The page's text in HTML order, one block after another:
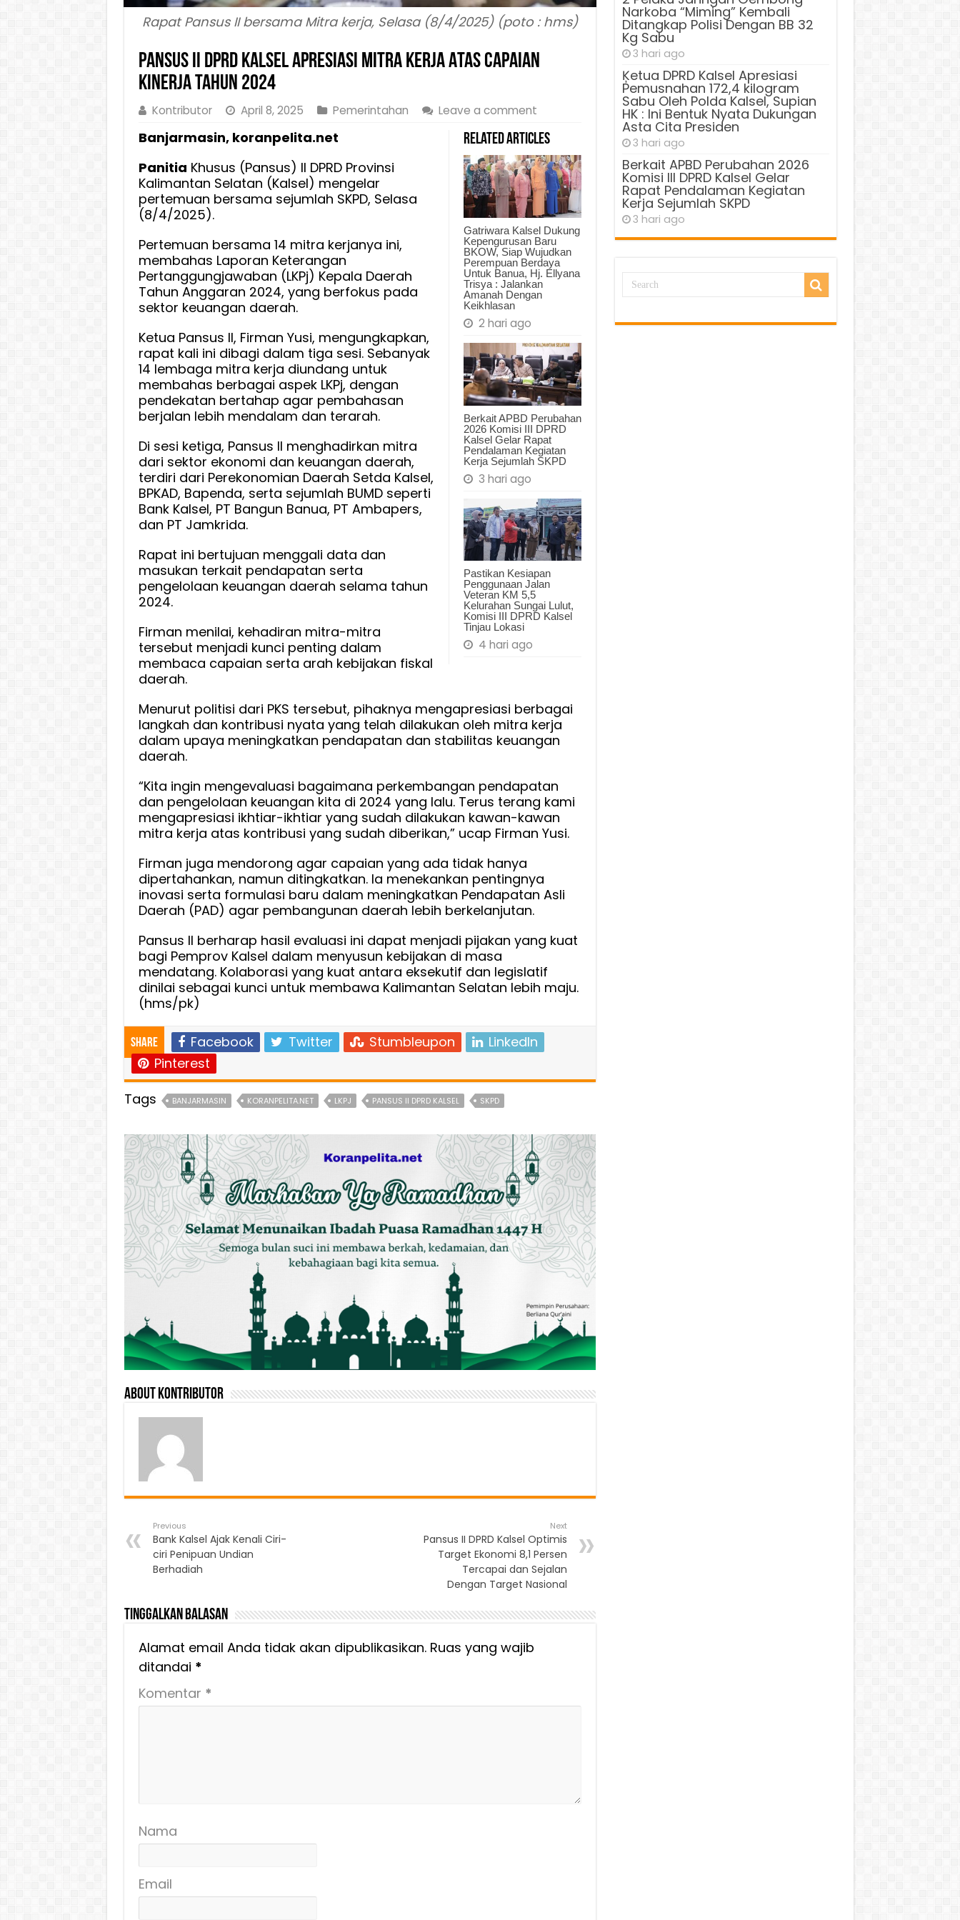
Rapat Pansus II bersama Mitra kerja, Selasa (8/4/2025) (poto : hms)
Pansus II DPRD Kalsel Apresiasi Mitra Kerja Atas Capaian
Kinerja Tahun 2024
Kontributor April 8, 2025 Pemerintahan Leave a comment
Related Articles
Gatriwara Kalsel Dukung
Kepengurusan Baru
BKOW, Siap Wujudkan
Perempuan Berdaya
Untuk Banua, Hj. Ellyana
Trisya : Jalankan
Amanah Dengan
Keikhlasan
2 hari ago
Berkait APBD Perubahan
2026 Komisi III DPRD
Kalsel Gelar Rapat
Pendalaman Kegiatan
Kerja Sejumlah SKPD
3 hari ago
Pastikan Kesiapan
Penggunaan Jalan
Veteran KM 5,5
Kelurahan Sungai Lulut,
Komisi III DPRD Kalsel
Tinjau Lokasi
4 hari ago
Banjarmasin, koranpelita.net
Panitia Khusus (Pansus) II DPRD Provinsi
Kalimantan Selatan (Kalsel) mengelar
pertemuan bersama sejumlah SKPD, Selasa
(8/4/2025).
Pertemuan bersama 14 mitra kerjanya ini,
membahas Laporan Keterangan
Pertanggungjawaban (LKPj) Kepala Daerah
Tahun Anggaran 2024, yang berfokus pada
sektor keuangan daerah.
Ketua Pansus II, Firman Yusi, mengungkapkan,
rapat kali ini dibagi dalam tiga sesi. Sebanyak
14 lembaga mitra kerja diundang untuk
membahas berbagai aspek LKPj, dengan
pendekatan bertahap agar pembahasan
berjalan lebih mendalam dan terarah.
Di sesi ketiga, Pansus II menghadirkan mitra
dari sektor ekonomi dan keuangan daerah,
terdiri dari Perekonomian Daerah Setda Kalsel,
BPKAD, Bapenda, serta sejumlah BUMD seperti
Bank Kalsel, PT Bangun Banua, PT Ambapers,
dan PT Jamkrida.
Rapat ini bertujuan menggali data dan
masukan terkait pendapatan serta
pengelolaan keuangan daerah selama tahun
2024.
Firman menilai, kehadiran mitra-mitra
tersebut menjadi kunci penting dalam
membaca capaian serta arah kebijakan fiskal
daerah.
Menurut politisi dari PKS tersebut, pihaknya mengapresiasi berbagai
langkah dan kontribusi nyata yang telah dilakukan oleh mitra kerja
dalam upaya meningkatkan pendapatan dan stabilitas keuangan
daerah.
“Kita ingin mengevaluasi bagaimana perkembangan pendapatan
dan pengelolaan keuangan kita di 2024 yang lalu. Terus terang kami
mengapresiasi ikhtiar-ikhtiar yang sudah dilakukan kawan-kawan
mitra kerja atas kontribusi yang sudah diberikan,” ucap Firman Yusi.
Firman juga mendorong agar capaian yang ada tidak hanya
dipertahankan, namun ditingkatkan. Ia menekankan pentingnya
inovasi serta formulasi baru dalam meningkatkan Pendapatan Asli
Daerah (PAD) agar pembangunan daerah lebih berkelanjutan.
Pansus II berharap hasil evaluasi ini dapat menjadi pijakan yang kuat
bagi Pemprov Kalsel dalam menyusun kebijakan di masa
mendatang. Kolaborasi yang kuat antara eksekutif dan legislatif
dinilai sebagai kunci untuk membawa Kalimantan Selatan lebih maju.
(hms/pk)
Share Facebook Twitter Stumbleupon
LinkedIn
Pinterest
Tags
BANJARMASIN KORANPELITA.NET LKPJ PANSUS II DPRD KALSEL SKPD
About Kontributor
Previous
Bank Kalsel Ajak Kenali Ciri-
ciri Penipuan Undian
Berhadiah
Next
Pansus II DPRD Kalsel Optimis
Target Ekonomi 8,1 Persen
Tercapai dan Sejalan
Dengan Target Nasional
Tinggalkan Balasan
Alamat email Anda tidak akan dipublikasikan. Ruas yang wajib
ditandai *
Komentar *
Nama
Email
Narkoba “Miming” Kembali
Ditangkap Polisi Dengan BB 32
Kg Sabu
3 hari ago
Ķetua DPRD Kalsel Apresiasi
Pemusnahan 172,4 kilogram
Sabu Oleh Polda Kalsel, Supian
HK : Ini Bentuk Nyata Dukungan
Asta Cita Presiden
3 hari ago
Berkait APBD Perubahan 2026
Komisi III DPRD Kalsel Gelar
Rapat Pendalaman Kegiatan
Kerja Sejumlah SKPD
3 hari ago